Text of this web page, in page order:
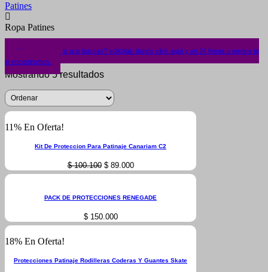
Patines
Ropa Patines
¿No encuentras lo que buscas? solicítalo dando click aquí y en 24 horas o menos te
lo encontramos.
Mostrando 5 resultados
11% En Oferta!
Kit De Proteccion Para Patinaje Canariam C2
$100.100 Original
price
$89.000Current
price
PACK DE PROTECCIONES RENEGADE
$150.000
18% En Oferta!
Protecciones Patinaje Rodilleras Coderas Y Guantes Skate